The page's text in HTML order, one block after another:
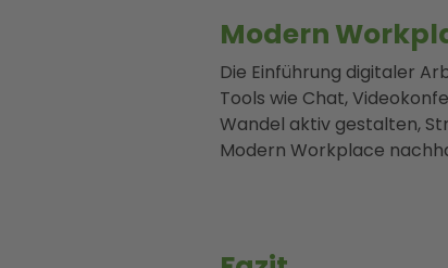
Modern
Die Einführung digitaler
Tools wie Chat,
Wandel aktiv gestalten,
Modern Workplace